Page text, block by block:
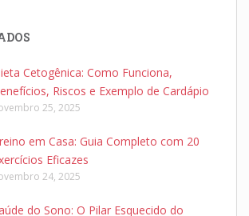
Cetogênica: Como Funciona,
Riscos e Exemplo de Cardápio
25, 2025
em Casa: Guia Completo com 20
Eficazes
24, 2025
do Sono: O Pilar Esquecido do